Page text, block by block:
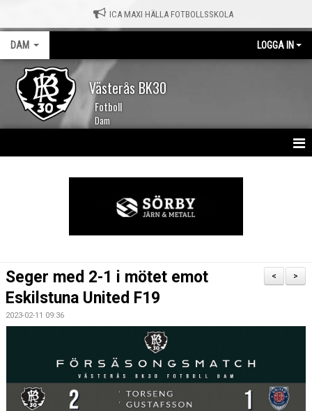
ICA MAXI HÄLLA FOTBOLLSSKOLA
DAM LOGGA IN
Västerås BK30
Fotboll
Dam
MATCHER
KONTAKT
>
<
Seger med 2-1 i mötet emot
Eskilstuna United F19
2023-02-11 09:36